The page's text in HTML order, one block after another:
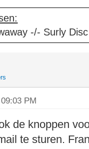
-/- Surly
PM
de knoppen
te sturen.